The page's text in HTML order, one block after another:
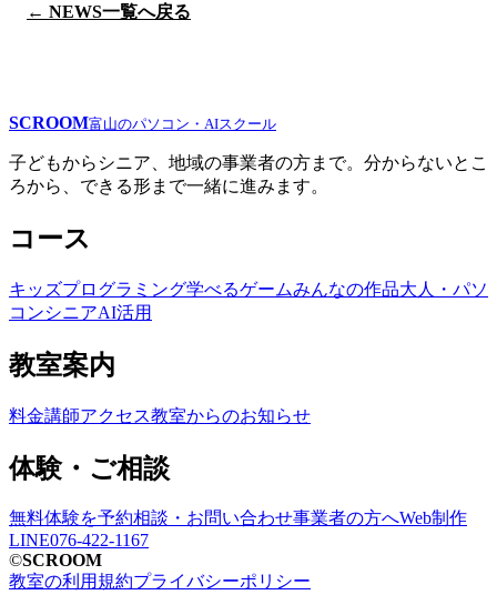
← NEWS一覧へ戻る
SCROOM富山のパソコン・AIスクール
子どもからシニア、地域の事業者の方まで。分からないとこ
ろから、できる形まで一緒に進みます。
コース
キッズプログラミング学べるゲームみんなの作品大人・パソ
コンシニアAI活用
教室案内
料金講師アクセス教室からのお知らせ
体験・ご相談
無料体験を予約相談・お問い合わせ事業者の方へWeb制作
LINE076-422-1167
©SCROOM
教室の利用規約プライバシーポリシー